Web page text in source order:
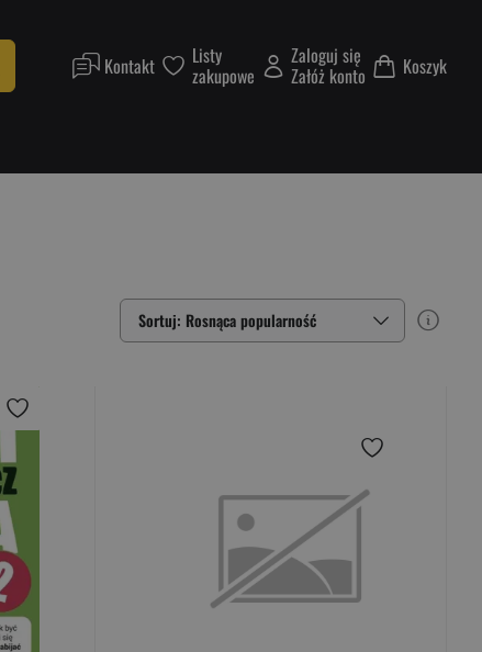
Kontakt Listy
zakupowe
Zaloguj się
Załóż konto Koszyk
Sortuj: Rosnąca popularność